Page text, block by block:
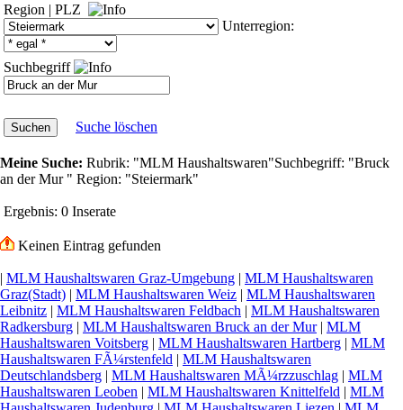
Region | PLZ
Unterregion:
Suchbegriff
Suche löschen
Meine Suche: Rubrik: "MLM Haushaltswaren"Suchbegriff: "Bruck
an der Mur " Region: "Steiermark"
Ergebnis: 0 Inserate
Keinen Eintrag gefunden
| MLM Haushaltswaren Graz-Umgebung | MLM Haushaltswaren
Graz(Stadt) | MLM Haushaltswaren Weiz | MLM Haushaltswaren
Leibnitz | MLM Haushaltswaren Feldbach | MLM Haushaltswaren
Radkersburg | MLM Haushaltswaren Bruck an der Mur| MLM
Haushaltswaren Voitsberg | MLM Haushaltswaren Hartberg | MLM
Haushaltswaren FÃ¼rstenfeld | MLM Haushaltswaren
Deutschlandsberg | MLM Haushaltswaren MÃ¼rzzuschlag | MLM
Haushaltswaren Leoben | MLM Haushaltswaren Knittelfeld | MLM